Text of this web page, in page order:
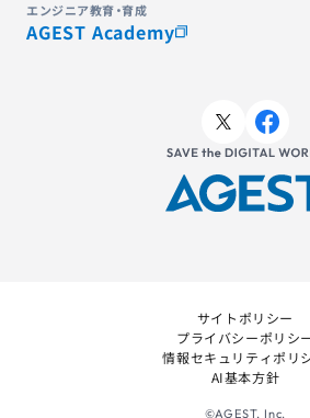
エンジニア教育・育成
AGEST Academy
サイトポリシー
プライバシーポリシ
情報セキュリティポリ
AI基本方針
©AGEST, Inc.